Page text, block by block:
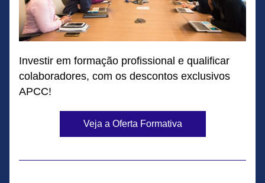
Investir em formação profissional e qualificar
colaboradores, com os descontos exclusivos
APCC!
Veja a Oferta Formativa